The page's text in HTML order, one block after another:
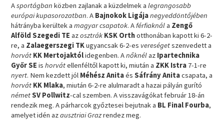
Asportágbanközben zajlanak a küzdelmek alegrangosabb
európai kupasorozatban. A Bajnokok Ligájanegyeddöntőjében
hátrányba kerültek amagyar csapatok. A férfiaknála Zengő
Alföld Szegedi TEazosztrák KSK Orthotthonában kapott ki 6-2-
re, a Zalaegerszegi TKugyancsak 6-2-es vereségetszenvedett a
horvát KK Mertojaktólidegenben. Anőknélaz Ipartechnika
Győr SE ishorvátellenféltől kapott ki, miután a ZKK Istra 7-1-re
nyert. Nem kezdett jól Méhész AnitaésSáfrány Anitacsapata, a
horvát KK Mlaka, miután 6-2-re alulmaradt a hazai pályán gurító
németSV Pollwitz-cal szemben. A visszavágókat február 18-án
rendezik meg. A párharcok győztesei bejutnak a BL Final Fourba,
amelyet idén azausztriai Grazrendez meg.